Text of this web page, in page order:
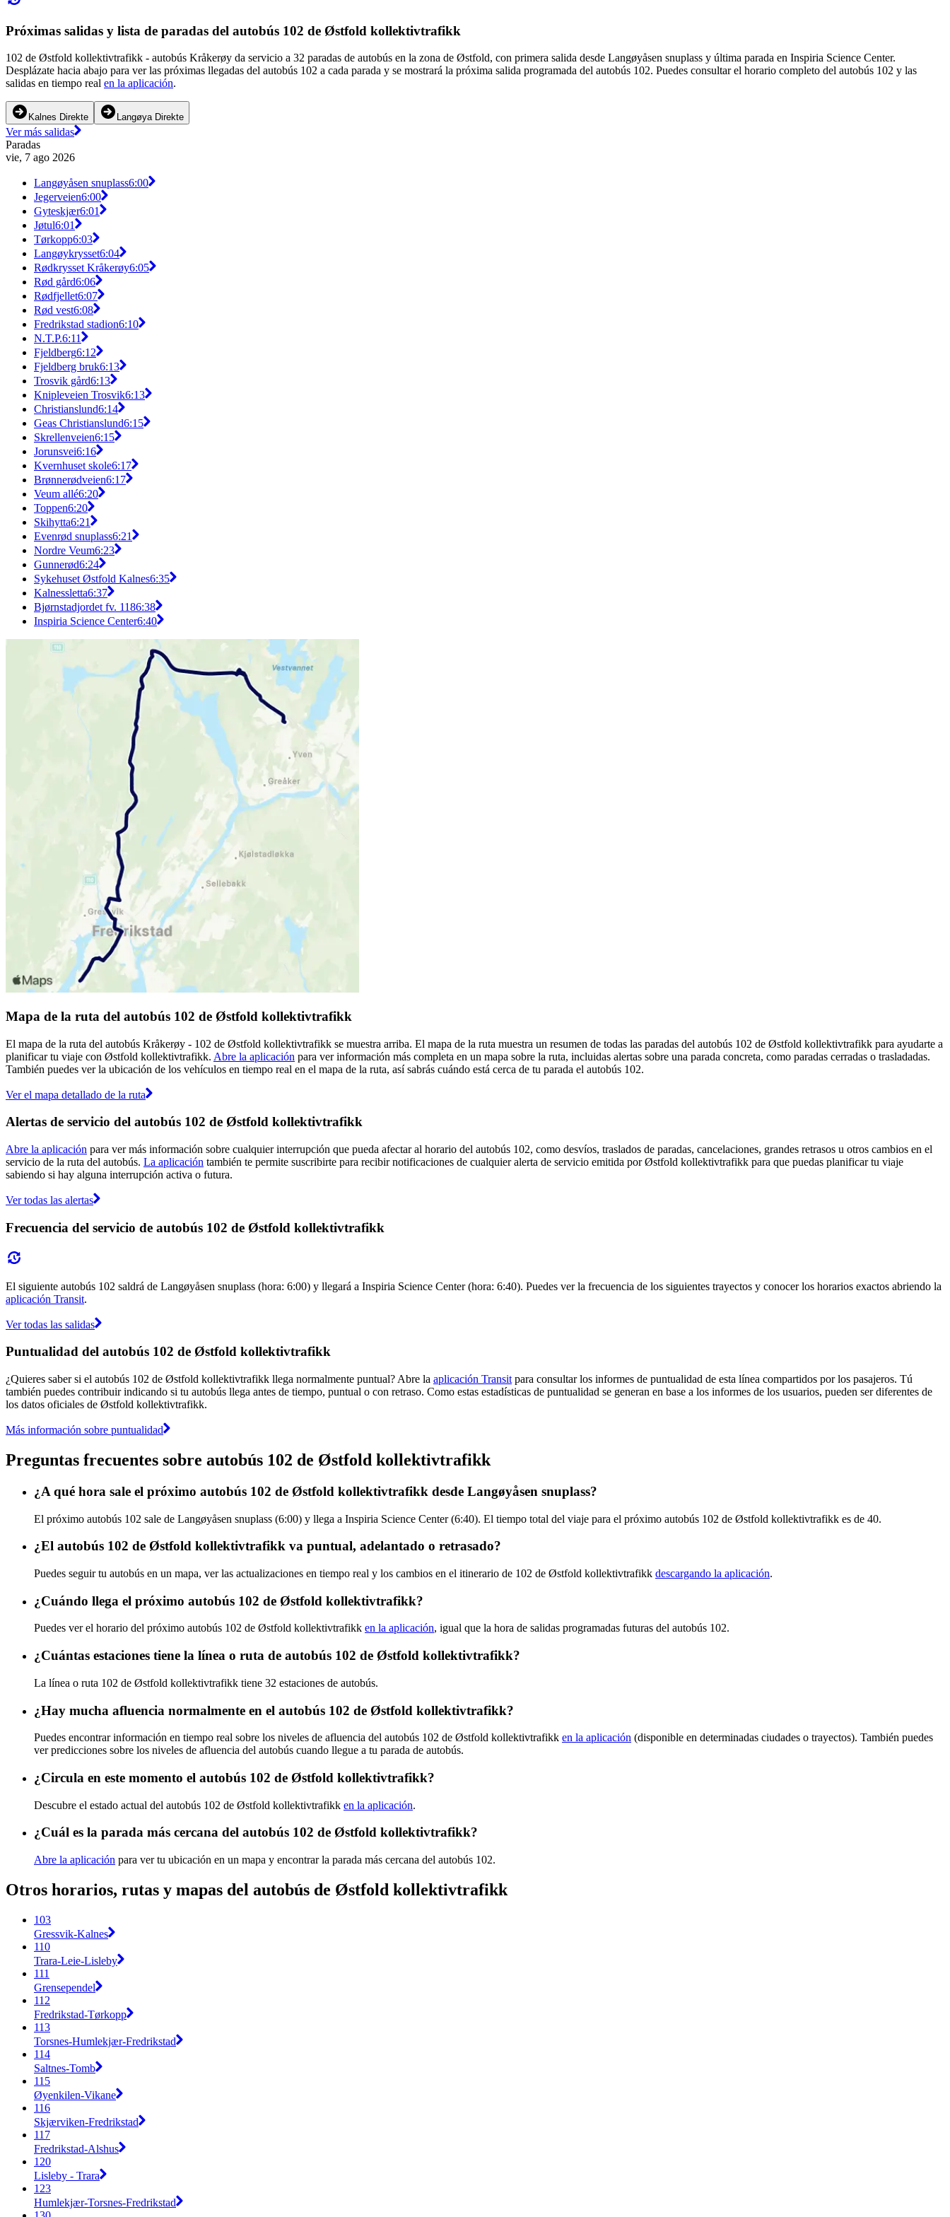
Próximas salidas y lista de paradas del autobús 102 de Østfold kollektivtrafikk
102 de Østfold kollektivtrafikk - autobús Kråkerøy da servicio a 32 paradas de autobús en la zona de Østfold, con primera salida desde Langøyåsen snuplass y última parada en Inspiria Science Center.
Desplázate hacia abajo para ver las próximas llegadas del autobús 102 a cada parada y se mostrará la próxima salida programada del autobús 102. Puedes consultar el horario completo del autobús 102 y las
salidas en tiempo real en la aplicación.
Kalnes Direkte Langøya Direkte
Ver más salidas
Paradas
vie, 7 ago 2026
Langøyåsen snuplass6:00
Jegerveien6:00
Gyteskjær6:01
Jøtul6:01
Tørkopp6:03
Langøykrysset6:04
Rødkrysset Kråkerøy6:05
Rød gård6:06
Rødfjellet6:07
Rød vest6:08
Fredrikstad stadion6:10
N.T.P.6:11
Fjeldberg6:12
Fjeldberg bruk6:13
Trosvik gård6:13
Knipleveien Trosvik6:13
Christianslund6:14
Geas Christianslund6:15
Skrellenveien6:15
Jorunsvei6:16
Kvernhuset skole6:17
Brønnerødveien6:17
Veum allé6:20
Toppen6:20
Skihytta6:21
Evenrød snuplass6:21
Nordre Veum6:23
Gunnerød6:24
Sykehuset Østfold Kalnes6:35
Kalnessletta6:37
Bjørnstadjordet fv. 1186:38
Inspiria Science Center6:40
Mapa de la ruta del autobús 102 de Østfold kollektivtrafikk
El mapa de la ruta del autobús Kråkerøy - 102 de Østfold kollektivtrafikk se muestra arriba. El mapa de la ruta muestra un resumen de todas las paradas del autobús 102 de Østfold kollektivtrafikk para ayudarte a
planificar tu viaje con Østfold kollektivtrafikk. Abre la aplicación para ver información más completa en un mapa sobre la ruta, incluidas alertas sobre una parada concreta, como paradas cerradas o trasladadas.
También puedes ver la ubicación de los vehículos en tiempo real en el mapa de la ruta, así sabrás cuándo está cerca de tu parada el autobús 102.
Ver el mapa detallado de la ruta
Alertas de servicio del autobús 102 de Østfold kollektivtrafikk
Abre la aplicación para ver más información sobre cualquier interrupción que pueda afectar al horario del autobús 102, como desvíos, traslados de paradas, cancelaciones, grandes retrasos u otros cambios en el
servicio de la ruta del autobús. La aplicación también te permite suscribirte para recibir notificaciones de cualquier alerta de servicio emitida por Østfold kollektivtrafikk para que puedas planificar tu viaje
sabiendo si hay alguna interrupción activa o futura.
Ver todas las alertas
Frecuencia del servicio de autobús 102 de Østfold kollektivtrafikk
El siguiente autobús 102 saldrá de Langøyåsen snuplass (hora: 6:00) y llegará a Inspiria Science Center (hora: 6:40). Puedes ver la frecuencia de los siguientes trayectos y conocer los horarios exactos abriendo la
aplicación Transit.
Ver todas las salidas
Puntualidad del autobús 102 de Østfold kollektivtrafikk
¿Quieres saber si el autobús 102 de Østfold kollektivtrafikk llega normalmente puntual? Abre la aplicación Transit para consultar los informes de puntualidad de esta línea compartidos por los pasajeros. Tú
también puedes contribuir indicando si tu autobús llega antes de tiempo, puntual o con retraso. Como estas estadísticas de puntualidad se generan en base a los informes de los usuarios, pueden ser diferentes de
los datos oficiales de Østfold kollektivtrafikk.
Más información sobre puntualidad
Preguntas frecuentes sobre autobús 102 de Østfold kollektivtrafikk
¿A qué hora sale el próximo autobús 102 de Østfold kollektivtrafikk desde Langøyåsen snuplass?
El próximo autobús 102 sale de Langøyåsen snuplass (6:00) y llega a Inspiria Science Center (6:40). El tiempo total del viaje para el próximo autobús 102 de Østfold kollektivtrafikk es de 40.
¿El autobús 102 de Østfold kollektivtrafikk va puntual, adelantado o retrasado?
Puedes seguir tu autobús en un mapa, ver las actualizaciones en tiempo real y los cambios en el itinerario de 102 de Østfold kollektivtrafikk descargando la aplicación.
¿Cuándo llega el próximo autobús 102 de Østfold kollektivtrafikk?
Puedes ver el horario del próximo autobús 102 de Østfold kollektivtrafikk en la aplicación, igual que la hora de salidas programadas futuras del autobús 102.
¿Cuántas estaciones tiene la línea o ruta de autobús 102 de Østfold kollektivtrafikk?
La línea o ruta 102 de Østfold kollektivtrafikk tiene 32 estaciones de autobús.
¿Hay mucha afluencia normalmente en el autobús 102 de Østfold kollektivtrafikk?
Puedes encontrar información en tiempo real sobre los niveles de afluencia del autobús 102 de Østfold kollektivtrafikk en la aplicación (disponible en determinadas ciudades o trayectos). También puedes
ver predicciones sobre los niveles de afluencia del autobús cuando llegue a tu parada de autobús.
¿Circula en este momento el autobús 102 de Østfold kollektivtrafikk?
Descubre el estado actual del autobús 102 de Østfold kollektivtrafikk en la aplicación.
¿Cuál es la parada más cercana del autobús 102 de Østfold kollektivtrafikk?
Abre la aplicación para ver tu ubicación en un mapa y encontrar la parada más cercana del autobús 102.
Otros horarios, rutas y mapas del autobús de Østfold kollektivtrafikk
103
Gressvik-Kalnes
110
Trara-Leie-Lisleby
111
Grensependel
112
Fredrikstad-Tørkopp
113
Torsnes-Humlekjær-Fredrikstad
114
Saltnes-Tomb
115
Øyenkilen-Vikane
116
Skjærviken-Fredrikstad
117
Fredrikstad-Alshus
120
Lisleby - Trara
123
Humlekjær-Torsnes-Fredrikstad